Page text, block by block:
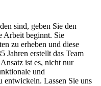
sind, geben Sie den
Arbeit beginnt. Sie
zu erheben und diese
Jahren erstellt das Team
ist es, nicht nur
und
entwickeln. Lassen Sie uns